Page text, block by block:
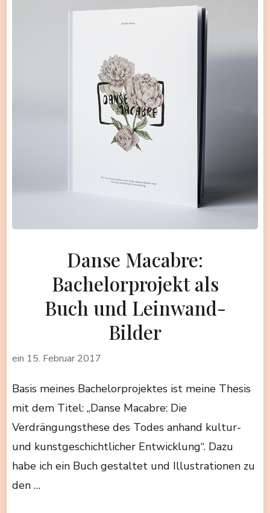
Danse Macabre:
Bachelorprojekt als
Buch und Leinwand-
Bilder
ein 15. Februar 2017
Basis meines Bachelorprojektes ist meine Thesis
mit dem Titel: „Danse Macabre: Die
Verdrängungsthese des Todes anhand kultur-
und kunstgeschichtlicher Entwicklung“. Dazu
habe ich ein Buch gestaltet und Illustrationen zu
den …